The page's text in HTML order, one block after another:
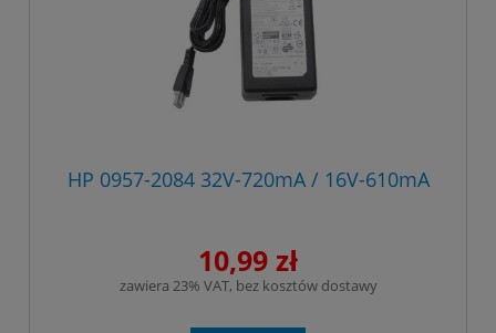
HP 0957-2084 32V-720mA / 16V-610mA
10,99 zł
zawiera 23% VAT, bez kosztów dostawy